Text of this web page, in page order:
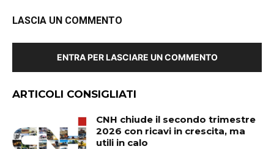
LASCIA UN COMMENTO
ENTRA PER LASCIARE UN COMMENTO
ARTICOLI CONSIGLIATI
CNH chiude il secondo trimestre
2026 con ricavi in crescita, ma
utili in calo